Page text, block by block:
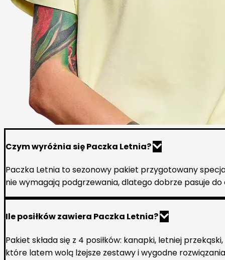
Czym wyróżnia się Paczka Letnia?
Paczka Letnia to sezonowy pakiet przygotowany
nie wymagają podgrzewania, dlatego dobrze pasuje
Ile posiłków zawiera Paczka Letnia?
Pakiet składa się z 4 posiłków: kanapki, letniej
które latem wolą lżejsze zestawy i wygodne